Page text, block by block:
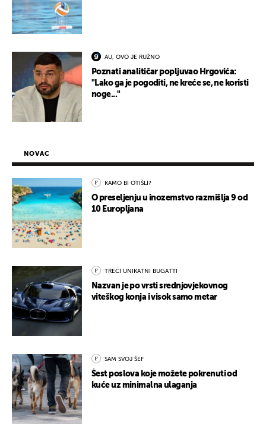
AU, OVO JE RUŽNO
Poznati analitičar popljuvao Hrgovića:
"Lako ga je pogoditi, ne kreće se, ne koristi
noge..."
NOVAC
KAMO BI OTIŠLI?
O preseljenju u inozemstvo razmišlja 9 od
10 Europljana
TREĆI UNIKATNI BUGATTI
Nazvan je po vrsti srednjovjekovnog
viteškog konja i visok samo metar
SAM SVOJ ŠEF
Šest poslova koje možete pokrenuti od
kuće uz minimalna ulaganja